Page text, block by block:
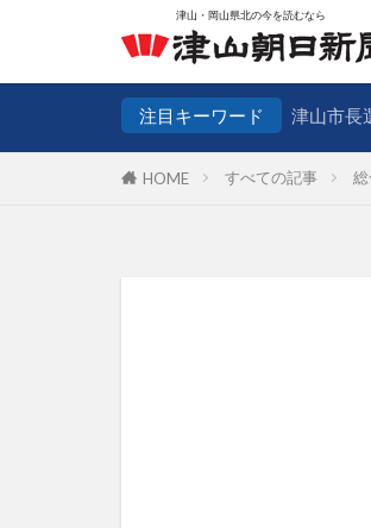
注目キーワード 津山市長
HOME すべての記事